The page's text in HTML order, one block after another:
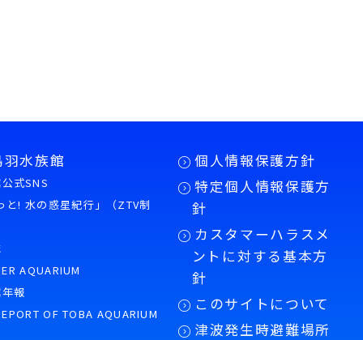
水族館
式SNS
と! 水の惑星紀行」（ZTV制
AQUARIUM
報
OF TOBA AQUARIUM
個人情報保護方針
特定個人情報保護方
針
カスタマーハラスメ
ントに対する基本方
針
このサイトについて
津波発生時避難場所